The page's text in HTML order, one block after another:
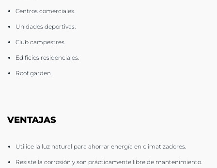
Centros comerciales.
Unidades deportivas.
Club campestres.
Edificios residenciales.
Roof garden.
VENTAJAS
Utilice la luz natural para ahorrar energía en climatizadores.
Resiste la corrosión y son prácticamente libre de mantenimiento.